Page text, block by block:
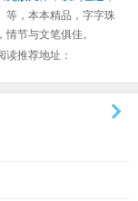
等，本本精品，字字珠
节与文笔俱佳。
推荐地址：